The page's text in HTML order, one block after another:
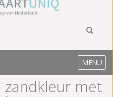
MENU
zandkleur met